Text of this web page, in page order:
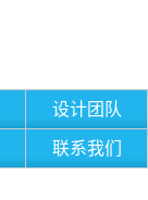
设计团队
联系我们